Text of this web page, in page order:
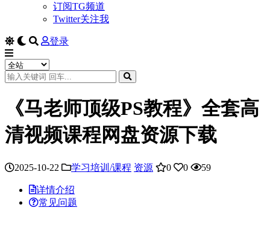
订阅TG频道
Twitter关注我
登录
《马老师顶级PS教程》全套高
清视频课程网盘资源下载
2025-10-22 学习培训/课程 资源 0 0 59
详情介绍
常见问题